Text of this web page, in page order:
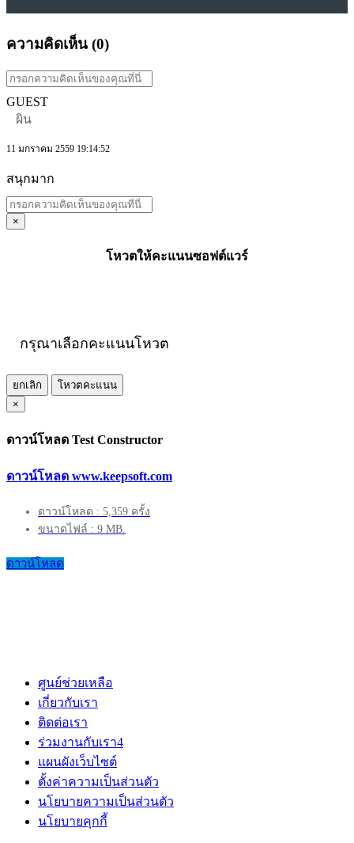
ความคิดเห็น (0)
GUEST
ผิน
11 มกราคม 2559 19:14:52
สนุกมาก
×
โหวตให้คะแนนซอฟต์แวร์
กรุณาเลือกคะแนนโหวต
ยกเลิก
โหวตคะแนน
×
ดาวน์โหลด Test Constructor
ดาวน์โหลด www.keepsoft.com
ดาวน์โหลด : 5,359 ครั้ง
ขนาดไฟล์ : 9 MB.
ดาวน์โหลด
ศูนย์ช่วยเหลือ
เกี่ยวกับเรา
ติดต่อเรา
ร่วมงานกับเรา4
แผนผังเว็บไซต์
ตั้งค่าความเป็นส่วนตัว
นโยบายความเป็นส่วนตัว
นโยบายคุกกี้